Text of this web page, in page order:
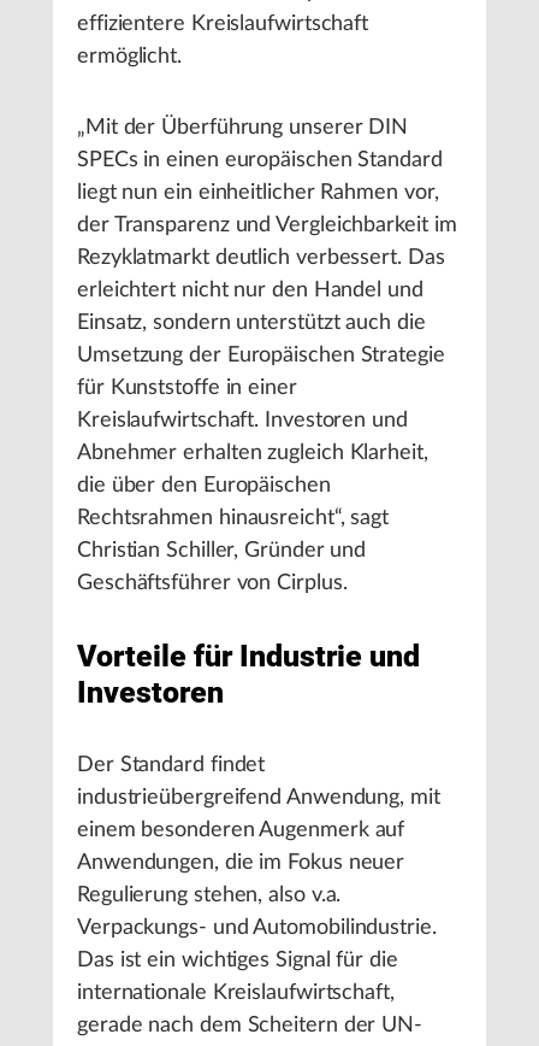
effizientere Kreislaufwirtschaft
ermöglicht.
„Mit der Überführung unserer DIN
SPECs in einen europäischen Standard
liegt nun ein einheitlicher Rahmen vor,
der Transparenz und Vergleichbarkeit im
Rezyklatmarkt deutlich verbessert. Das
erleichtert nicht nur den Handel und
Einsatz, sondern unterstützt auch die
Umsetzung der Europäischen Strategie
für Kunststoffe in einer
Kreislaufwirtschaft. Investoren und
Abnehmer erhalten zugleich Klarheit,
die über den Europäischen
Rechtsrahmen hinausreicht“, sagt
Christian Schiller, Gründer und
Geschäftsführer von Cirplus.
Vorteile für Industrie und
Investoren
Der Standard findet
industrieübergreifend Anwendung, mit
einem besonderen Augenmerk auf
Anwendungen, die im Fokus neuer
Regulierung stehen, also v.a.
Verpackungs- und Automobilindustrie.
Das ist ein wichtiges Signal für die
internationale Kreislaufwirtschaft,
gerade nach dem Scheitern der UN-